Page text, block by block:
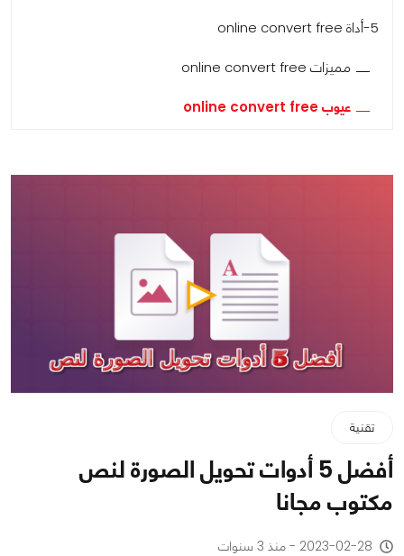
5-أداة online convert free
مميزات online convert free
عيوب online convert free
تقنية
أفضل 5 أدوات تحويل الصورة لنص
مكتوب مجانا
2023-02-28 - منذ 3 سنوات